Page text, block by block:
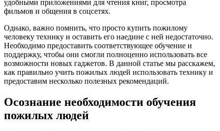
удобными приложениями для чтения книг, просмотра
фильмов и общения в соцсетях.
Однако, важно помнить, что просто купить пожилому
человеку технику и оставить его наедине с ней недостаточно.
Необходимо предоставить соответствующее обучение и
поддержку, чтобы они смогли полноценно использовать все
возможности новых гаджетов. В данной статье мы расскажем,
как правильно учить пожилых людей использовать технику и
предоставим несколько полезных рекомендаций.
Осознание необходимости обучения
пожилых людей